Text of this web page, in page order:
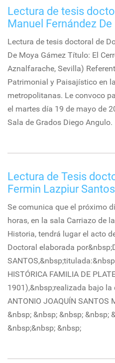
Lectura de tesis
Manuel Fernández
Lectura de tesis doctoral de
De Moya Gámez Título: El
Aznalfarache, Sevilla)
Patrimonial y Paisajístico en
metropolitanas. Le convoco
el martes día 19 de mayo de
Sala de Grados Diego Angulo.
Lectura de Tesis
Fermin Lazpiur Santos
Se comunica que el próximo
horas, en la sala Carriazo de
Historia, tendrá lugar el acto
Doctoral elaborada
HISTÓRICA FAMILIA DE
1901),&nbsp;realizada bajo la
ANTONIO JOAQUÍN SANTOS
&nbsp; &nbsp; &nbsp; &nbsp;
&nbsp;&nbsp; &nbsp;